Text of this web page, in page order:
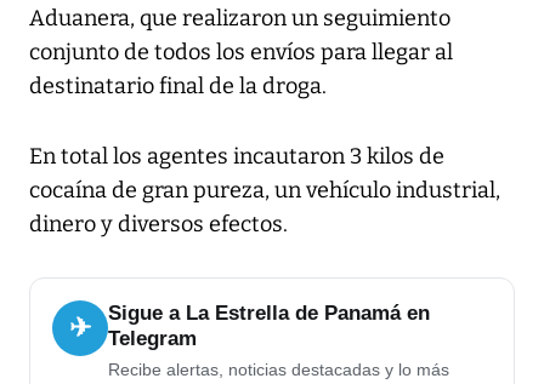
Aduanera, que realizaron un seguimiento
conjunto de todos los envíos para llegar al
destinatario final de la droga.
En total los agentes incautaron 3 kilos de
cocaína de gran pureza, un vehículo industrial,
dinero y diversos efectos.
✈
Sigue a La Estrella de Panamá en
Telegram
Recibe alertas, noticias destacadas y lo más